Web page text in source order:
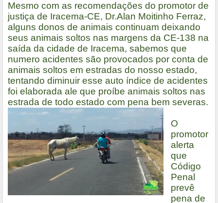
Mesmo com as recomendações do promotor de
justiça de Iracema-CE, Dr.Alan Moitinho Ferraz,
alguns donos de animais continuam deixando
seus animais soltos nas margens da CE-138 na
saída da cidade de Iracema, sabemos que
numero acidentes são provocados por conta de
animais soltos em estradas do nosso estado,
tentando diminuir esse auto índice de acidentes
foi elaborada ale que proíbe animais soltos nas
estrada de todo estado com pena bem severas.
O
promotor
alerta
que
Código
Penal
prevê
pena de